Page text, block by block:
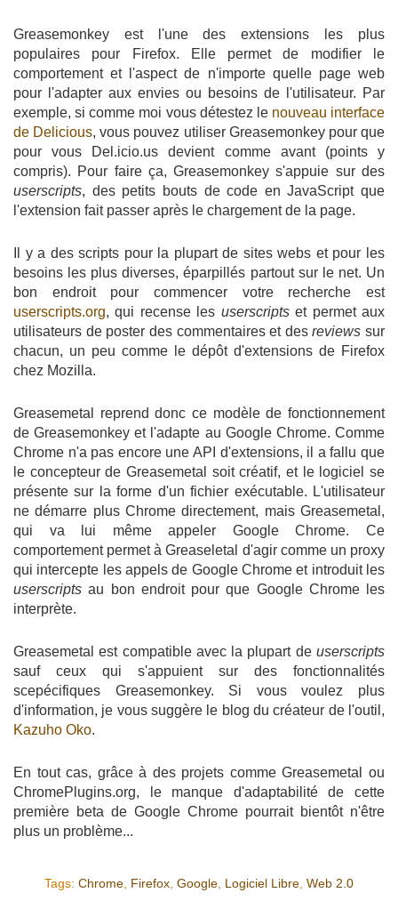
Greasemonkey est l'une des extensions les plus
populaires pour Firefox. Elle permet de modifier le
comportement et l'aspect de n'importe quelle page web
pour l'adapter aux envies ou besoins de l'utilisateur. Par
exemple, si comme moi vous détestez le nouveau interface
de Delicious, vous pouvez utiliser Greasemonkey pour que
pour vous Del.icio.us devient comme avant (points y
compris). Pour faire ça, Greasemonkey s'appuie sur des
userscripts, des petits bouts de code en JavaScript que
l'extension fait passer après le chargement de la page.
Il y a des scripts pour la plupart de sites webs et pour les
besoins les plus diverses, éparpillés partout sur le net. Un
bon endroit pour commencer votre recherche est
userscripts.org, qui recense les userscriptset permet aux
utilisateurs de poster des commentaires et desreviews sur
chacun, un peu comme le dépôt d'extensions de Firefox
chez Mozilla.
Greasemetal reprend donc ce modèle de fonctionnement
de Greasemonkey et l'adapte au Google Chrome. Comme
Chrome n'a pas encore une API d'extensions, il a fallu que
le concepteur de Greasemetal soit créatif, et le logiciel se
présente sur la forme d'un fichier exécutable. L'utilisateur
ne démarre plus Chrome directement, mais Greasemetal,
qui va lui même appeler Google Chrome. Ce
comportement permet à Greaseletal d'agir comme un proxy
qui intercepte les appels de Google Chrome et introduit les
userscripts au bon endroit pour que Google Chrome les
interprète.
Greasemetal est compatible avec la plupart de userscripts
sauf ceux qui s'appuient sur des fonctionnalités
scepécifiques Greasemonkey. Si vous voulez plus
d'information, je vous suggère le blog du créateur de l'outil,
Kazuho Oko.
En tout cas, grâce à des projets comme Greasemetal ou
ChromePlugins.org, le manque d'adaptabilité de cette
première beta de Google Chrome pourrait bientôt n'être
plus un problème...
Tags: Chrome Firefox Google Logiciel Libre Web 2.0